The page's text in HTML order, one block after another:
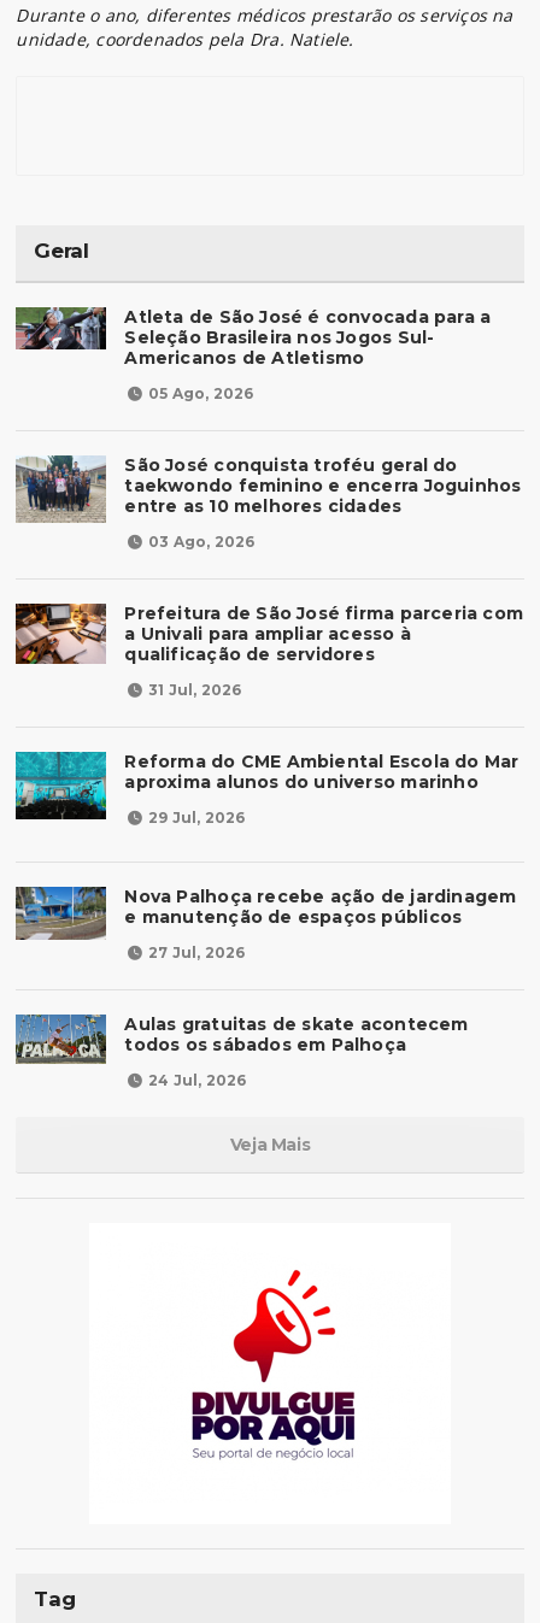
Durante o ano, diferentes médicos prestarão os serviços na
unidade, coordenados pela Dra. Natiele.
Geral
Atleta de São José é convocada para a
Seleção Brasileira nos Jogos Sul-
Americanos de Atletismo
05 Ago, 2026
São José conquista troféu geral do
taekwondo feminino e encerra Joguinhos
entre as 10 melhores cidades
03 Ago, 2026
Prefeitura de São José firma parceria com
a Univali para ampliar acesso à
qualificação de servidores
31 Jul, 2026
Reforma do CME Ambiental Escola do Mar
aproxima alunos do universo marinho
29 Jul, 2026
Nova Palhoça recebe ação de jardinagem
e manutenção de espaços públicos
27 Jul, 2026
Aulas gratuitas de skate acontecem
todos os sábados em Palhoça
24 Jul, 2026
Veja Mais
Tag